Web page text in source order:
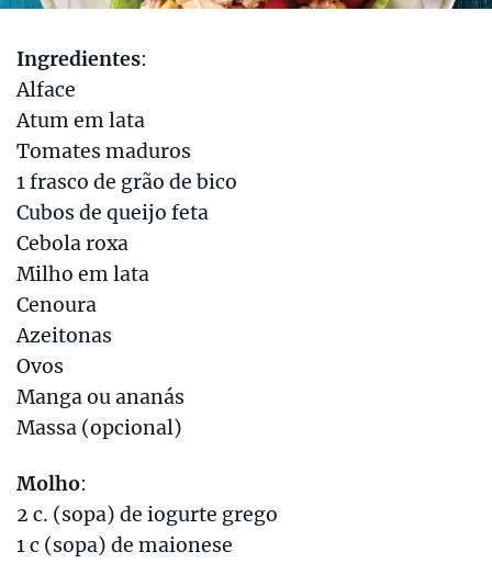
Ingredientes:
Alface
Atum em lata
Tomates maduros
1 frasco de grão de bico
Cubos de queijo feta
Cebola roxa
Milho em lata
Cenoura
Azeitonas
Ovos
Manga ou ananás
Massa (opcional)
Molho:
2 c. (sopa) de iogurte grego
1 c (sopa) de maionese